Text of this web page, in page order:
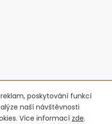
poskytování funkcí
naší návštěvnosti
Více informací zde.